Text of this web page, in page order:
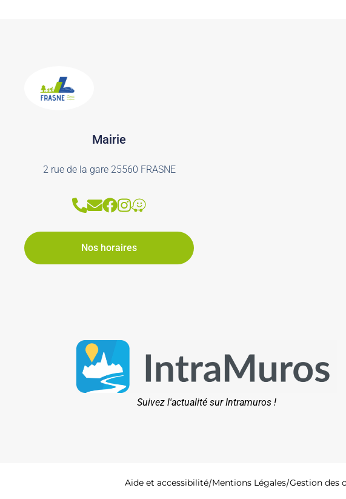
Mairie
2 rue de la gare 25560 FRASNE
Nos horaires
Suivez l'actualité sur Intramuros !
Aide et accessibilité Mentions Légales Gestion des